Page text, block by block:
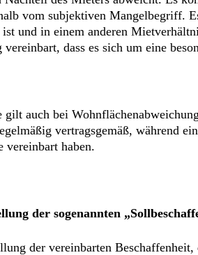
vom subjektiven Mangelbegriff.
und in einem anderen
dass es sich um eine
gilt auch bei
vertragsgemäß, während
vereinbart haben.
der sogenannten
der vereinbarten